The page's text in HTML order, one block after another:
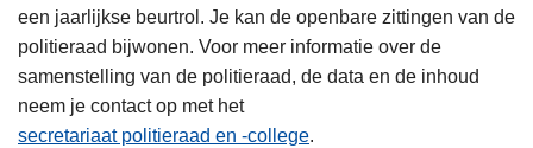
een jaarlijkse beurtrol. Je kan de openbare zittingen van de
politieraad bijwonen. Voor meer informatie over de
samenstelling van de politieraad, de data en de inhoud
neem je contact op met het
secretariaat politieraad en -college.